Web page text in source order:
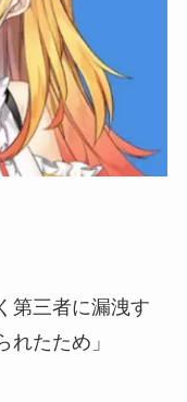
第三者に漏洩す
たため」